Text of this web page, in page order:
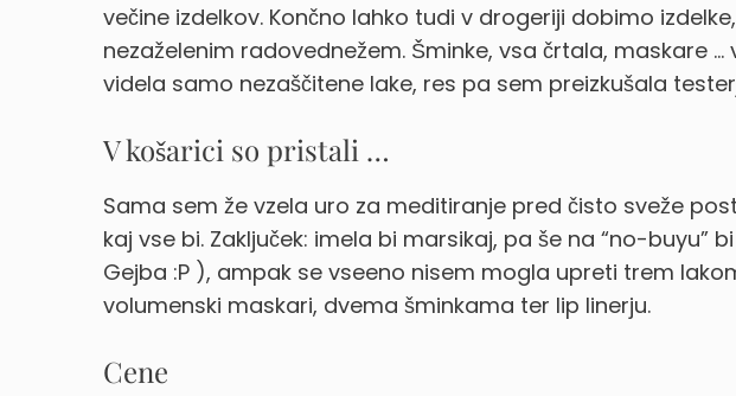
večine izdelkov. Končno lahko tudi v drogeriji dobimo
nezaželenim radovednežem. Šminke, vsa črtala, maskare …
videla samo nezaščitene lake, res pa sem preizkušala
V košarici so pristali …
Sama sem že vzela uro za meditiranje pred čisto sveže
kaj vse bi. Zaključek: imela bi marsikaj, pa še na “no-buyu”
Gejba :P ), ampak se vseeno nisem mogla upreti trem
volumenski maskari, dvema šminkama ter lip linerju.
Cene